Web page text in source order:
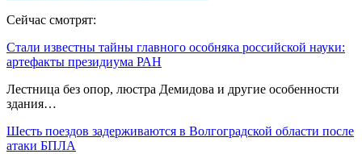
Сейчас смотрят:
Стали известны тайны главного особняка российской науки:
артефакты президиума РАН
Лестница без опор, люстра Демидова и другие особенности
здания…
Шесть поездов задерживаются в Волгоградской области после
атаки БПЛА